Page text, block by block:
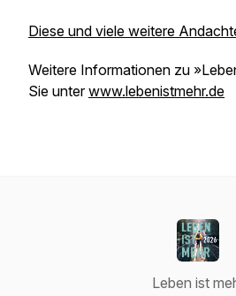
Diese und viele weitere
Weitere Informationen zu
Sie unterwww.lebenistmehr.de
Leben ist